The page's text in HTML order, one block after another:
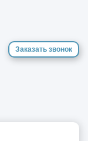
Заказать звонок